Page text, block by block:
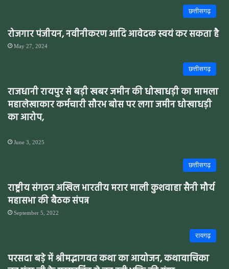
छत्तीसगढ़
रोजगार पंजीयन, नवीनीकरण आदि आवेदक स्वयं कर सकता है
May 27, 2024
छत्तीसगढ़
राजधानी रायपुर से बड़ी खबर जमीन की धोखाधड़ी का मामला
महालेखाकार कर्मचारी सौरभ बोस पर लगा जमीन धोखाधड़ी
का आरोप,
June 3, 2025
छत्तीसगढ़
राष्ट्रीय संगठन अखिल भारतीय मरार माली कुशवाहा सैनी मौर्य
महासभा की बैठक संपन्न
September 5, 2022
रायगढ़
परसदा बडे़ में श्रीमद्भागवत कथा का आयोजन, कथावाचिका